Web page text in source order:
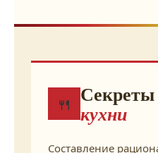
🍴 Секреты
кухни
Составление